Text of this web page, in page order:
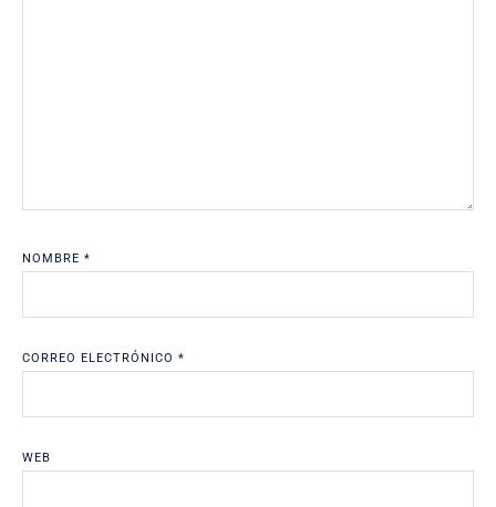
NOMBRE *
CORREO ELECTRÓNICO *
WEB